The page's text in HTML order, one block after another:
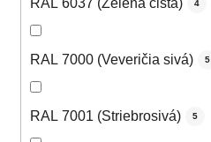
RAL 6037 (Zelená čistá) 4
RAL 7000 (Veveričia sivá) 5
RAL 7001 (Striebrosivá) 5